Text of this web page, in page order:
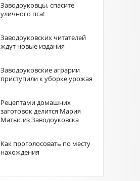
Заводоуковцы, спасите
уличного пса!
Заводоуковских читателей
ждут новые издания
Заводоуковские аграрии
приступили к уборке урожая
Рецептами домашних
заготовок делится Мария
Матыс из Заводоуковска
Как проголосовать по месту
нахождения